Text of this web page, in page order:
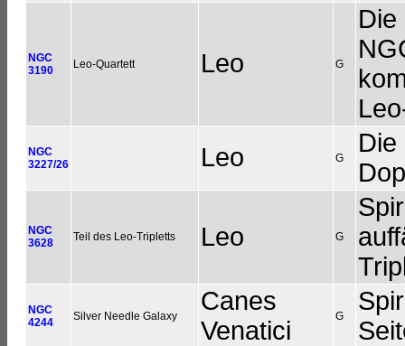
NGC
3190
Leo-Quartett Leo G
Die
NGC
3227/26
Leo G
Die
NGC
3628
Teil des Leo-Tripletts Leo G
NGC
4244
Silver Needle Galaxy
Canes
Venatici
G